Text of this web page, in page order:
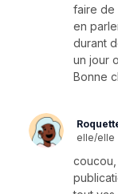
faire de
en
durant
un jour
Bonne
elle/elle